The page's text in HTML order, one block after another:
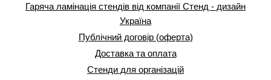
Гаряча ламінація стендів від компанії Стенд - дизайн
Україна
Публічний договір (оферта)
Доставка та оплата
Стенди для організацій